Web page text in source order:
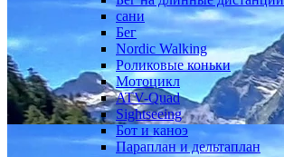
сани
Бег
Nordic Walking
Роликовые коньки
Мотоцикл
ATV-Quad
Sightseeing
Бот и каноэ
Параплан и дельтаплан